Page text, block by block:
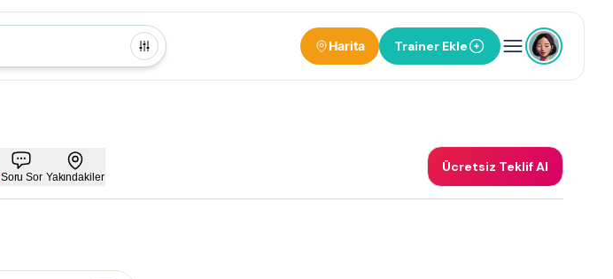
Harita Trainer Ekle
Soru Sor Yakındakiler
Ücretsiz Teklif Al